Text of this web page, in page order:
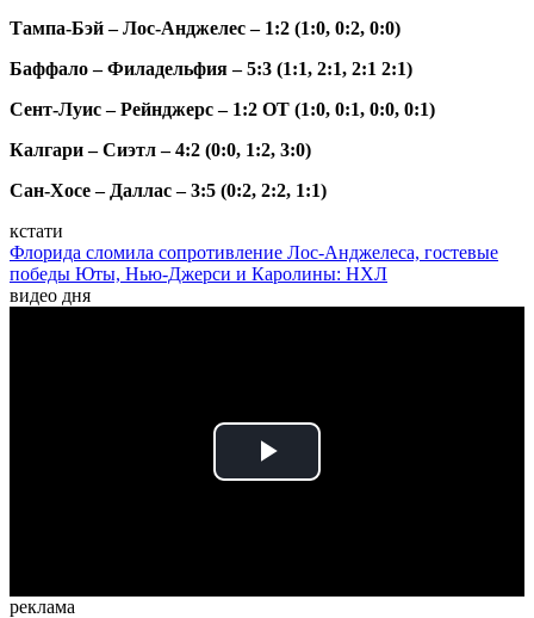
Тампа-Бэй – Лос-Анджелес – 1:2 (1:0, 0:2, 0:0)
Баффало – Филадельфия – 5:3 (1:1, 2:1, 2:1 2:1)
Сент-Луис – Рейнджерс – 1:2 ОТ (1:0, 0:1, 0:0, 0:1)
Калгари – Сиэтл – 4:2 (0:0, 1:2, 3:0)
Сан-Хосе – Даллас – 3:5 (0:2, 2:2, 1:1)
кстати
Флорида сломила сопротивление Лос-Анджелеса, гостевые
победы Юты, Нью-Джерси и Каролины: НХЛ
видео дня
Play
реклама